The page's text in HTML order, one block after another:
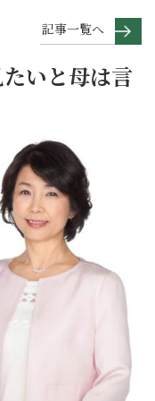
記事一覧へ
いと母は言